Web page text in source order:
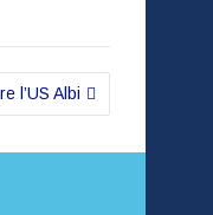
l’US Albi